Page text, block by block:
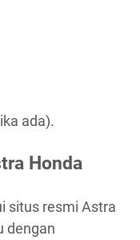
ada).
Honda
situs resmi Astra
dengan